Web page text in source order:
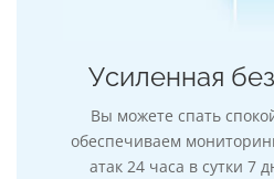
Усиленная
Вы можете спать
обеспечиваем
атак 24 часа в сутки 7